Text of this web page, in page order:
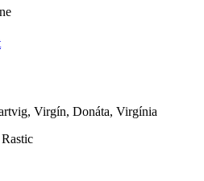
Virgín, Donáta, Virgínia
Rastic